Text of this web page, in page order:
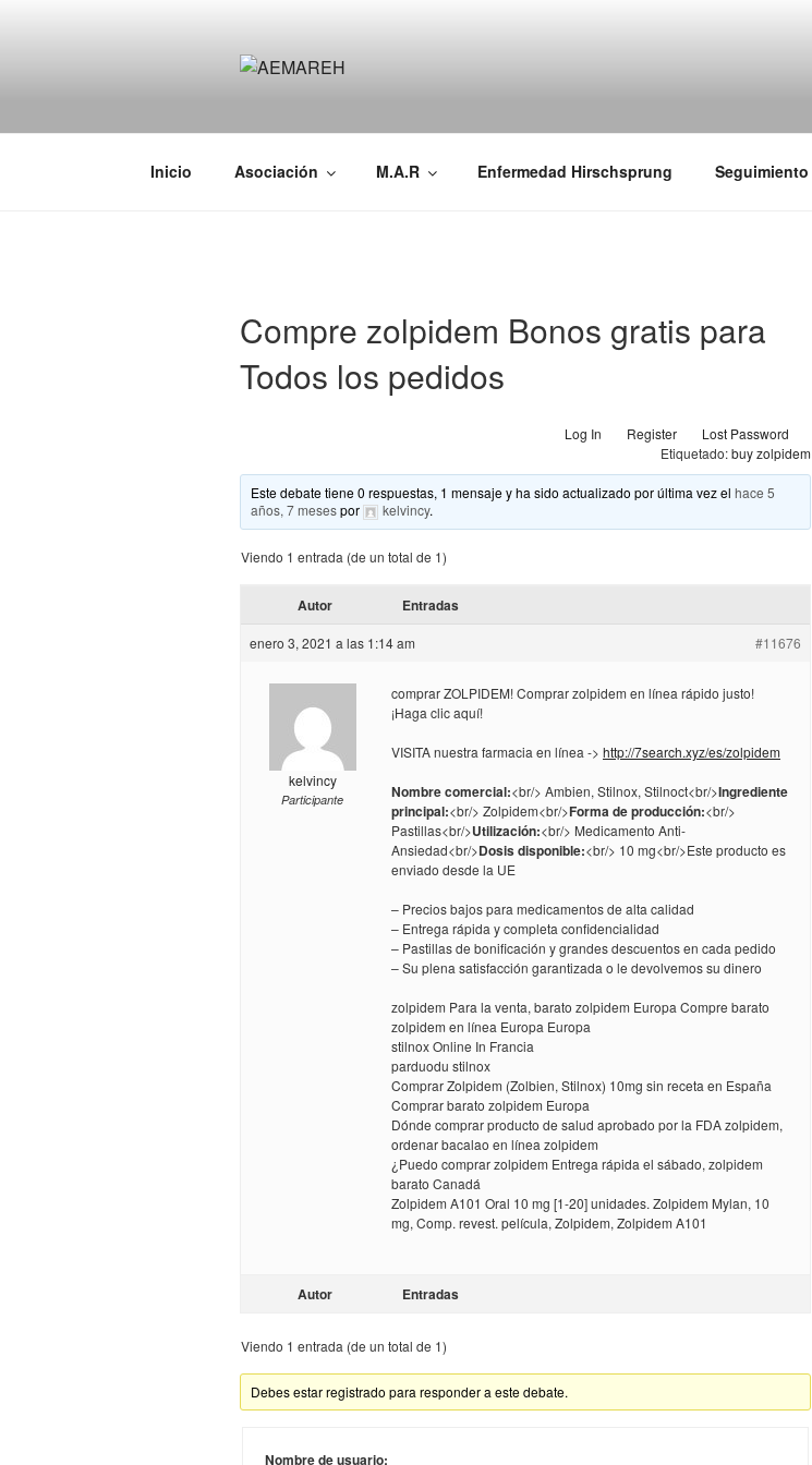
Inicio Asociación M.A.R Enfermedad Hirschsprung Seguimiento
Compre zolpidem Bonos gratis para
Todos los pedidos
Log In Register
Lost Password
Etiquetado:buy zolpidem
Este debate tiene 0 respuestas, 1 mensaje y ha sido actualizado por última vez elhace 5
años, 7 mesespor kelvincy.
Viendo 1 entrada (de un total de 1)
Autor Entradas
enero 3, 2021 a las 1:14 am #11676
kelvincy
Participante
comprar ZOLPIDEM! Comprar zolpidem en línea rápido justo!
¡Haga clic aquí!
VISITA nuestra farmacia en línea -> http://7search.xyz/es/zolpidem
Nombre comercial:<br/> Ambien, Stilnox, Stilnoct<br/>Ingrediente
principal:<br/> Zolpidem<br/>Forma de producción:<br/>
Pastillas<br/>Utilización:<br/> Medicamento Anti-
Ansiedad<br/>Dosis disponible:<br/> 10 mg<br/>Este producto es
enviado desde la UE
– Precios bajos para medicamentos de alta calidad
– Entrega rápida y completa confidencialidad
– Pastillas de bonificación y grandes descuentos en cada pedido
– Su plena satisfacción garantizada o le devolvemos su dinero
zolpidem Para la venta, barato zolpidem Europa Compre barato
zolpidem en línea Europa Europa
stilnox Online In Francia
parduodu stilnox
Comprar Zolpidem (Zolbien, Stilnox) 10mg sin receta en España
Comprar barato zolpidem Europa
Dónde comprar producto de salud aprobado por la FDA zolpidem,
ordenar bacalao en línea zolpidem
¿Puedo comprar zolpidem Entrega rápida el sábado, zolpidem
barato Canadá
Zolpidem A101 Oral 10 mg [1-20] unidades. Zolpidem Mylan, 10
mg, Comp. revest. película, Zolpidem, Zolpidem A101
Autor Entradas
Viendo 1 entrada (de un total de 1)
Debes estar registrado para responder a este debate.
Nombre de usuario: